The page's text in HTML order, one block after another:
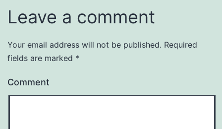
Leave a comment
Your email address will not be published. Required
fields are marked *
Comment